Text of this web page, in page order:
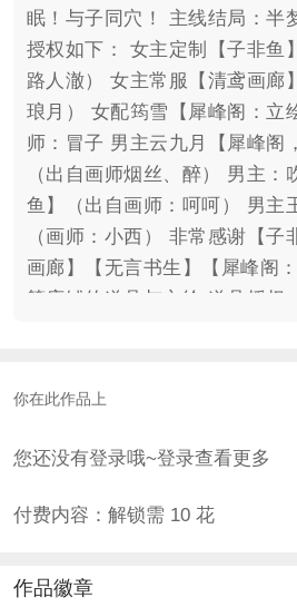
眠！与子同穴！ 主线结局：半
授权如下： 女主定制【子非鱼
路人澈） 女主常服【清鸢画廊
琅月） 女配筠雪【犀峰阁：立
师：冒子 男主云九月【犀峰阁
（出自画师烟丝、醉） 男主：
鱼】（出自画师：呵呵） 男主
（画师：小西） 非常感谢【子
画廊】【无言书生】【犀峰阁：
等店铺的道具与立绘 道具授权
画师：阿容 画师：银苍雪 剧情
绝不允许你忘记我，绝不.... 花
想，比起独享你 我更希望看到
乐乐 如此，我心愿足矣 姬魅漓
吗？ 陌离殇：难道朕堂堂一国
你在此作品上
您还没有登录哦~登录查看更多
付费内容：解锁需 10花
作品徽章